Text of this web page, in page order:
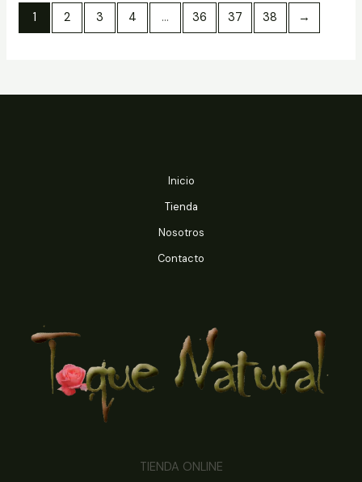
1 2 3 4 … 36 37 38 →
Inicio
Tienda
Nosotros
Contacto
TIENDA ONLINE